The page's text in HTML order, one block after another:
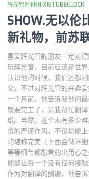
辉光管时钟|NIXIETUBECLOCK
SHOW.无以伦
新礼物，前苏
喜爱辉光管的朋友一定对
玩辉光管，目前应该是世
认识他的时候，我们还都
父。不过对辉光管的兴趣
一个月前，他告诉我他的
就要完工了，请我帮忙翻
纸。当然，这个木有多少
贯的严谨作风，不仅功能
的堪称完美（下面会做详
等等细节都能看的出用心
能够让每一个没有任何接
作为对翻译的酬谢，他告